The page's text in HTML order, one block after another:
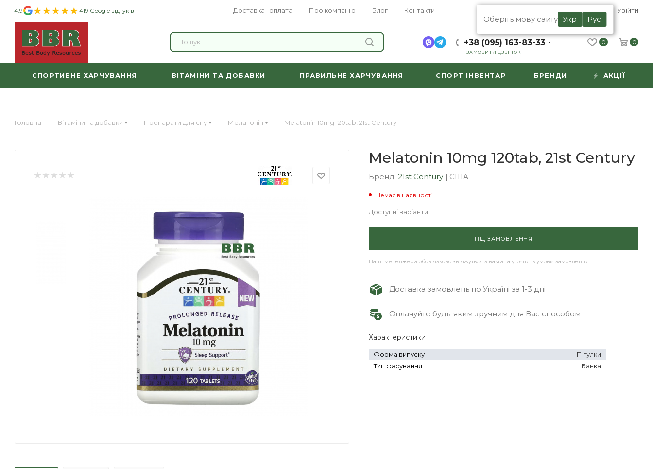
Доставка і оплата Про компанію Блог Контакти
4.9 419 Google відгуків RU
Оберіть мову сайту Укр Рус
УВІЙТИ
+38 (095) 163-83-33
ЗАМОВИТИ ДЗВІНОК
0 0
СПОРТИВНЕ ХАРЧУВАННЯ ВІТАМІНИ ТА ДОБАВКИ ПРАВИЛЬНЕ ХАРЧУВАННЯ СПОРТ ІНВЕНТАР БРЕНДИ АКЦІЇ
Головна — Вітаміни та добавки — Препарати для сну — Мелатонін — Melatonin 10mg 120tab, 21st Century
Melatonin 10mg 120tab, 21st Century
Бренд: 21st Century | США
Немає в наявності
Доступні варіанти
ПІД ЗАМОВЛЕННЯ
Наші менеджери обов'язково зв'яжуться з вами та уточнять умови замовлення
Доставка замовлень по Україні за 1-3 дні
Оплачуйте будь-яким зручним для Вас способом
Характеристики
Форма випуску
Пігулки
Тип фасування
Банка